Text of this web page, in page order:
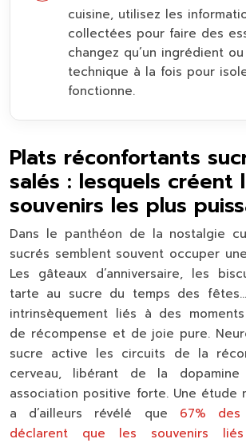
cuisine, utilisez les
collectées pour faire des
changez qu’un ingrédient
technique à la fois pour
fonctionne.
Plats réconfortants
salés : lesquels créent
souvenirs les plus
Dans le panthéon de la nostalgie
sucrés semblent souvent occuper
Les gâteaux d’anniversaire, les
tarte au sucre du temps des
intrinsèquement liés à des
de récompense et de joie pure.
sucre active les circuits de la
cerveau, libérant de la
association positive forte. Une étude
a d’ailleurs révélé que 67% des
déclarent que les souvenirs